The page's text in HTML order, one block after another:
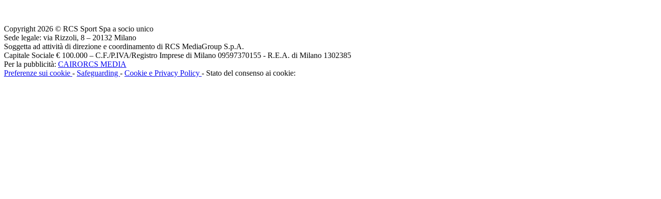
Copyright 2026 © RCS Sport Spa a socio unico
Sede legale: via Rizzoli, 8 – 20132 Milano
Soggetta ad attività di direzione e coordinamento di RCS MediaGroup S.p.A.
Capitale Sociale € 100.000 – C.F./P.IVA/Registro Imprese di Milano 09597370155 - R.E.A. di Milano 1302385
Per la pubblicità: CAIRORCS MEDIA
Preferenze sui cookie - Safeguarding - Cookie e Privacy Policy - Stato del consenso ai cookie: